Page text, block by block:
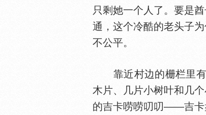
只剩她一个人了。要是
通，这个冷酷的老头子
不公平。
靠近村边的栅栏里有
木片、几片小树叶和几
的吉卡唠唠叨叨——吉卡